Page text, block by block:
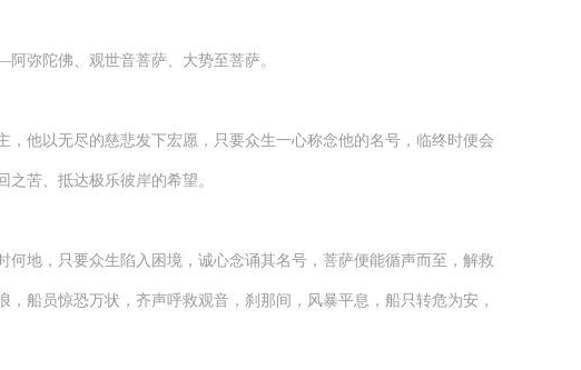
弥陀佛、观世音菩萨、大势至菩萨。
，他以无尽的慈悲发下宏愿，只要众生一心称念他的名号，临终时便会
苦、抵达极乐彼岸的希望。
何地，只要众生陷入困境，诚心念诵其名号，菩萨便能循声而至，解救
，船员惊恐万状，齐声呼救观音，刹那间，风暴平息，船只转危为安，